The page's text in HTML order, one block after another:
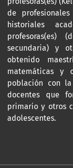
de
historiales
secundaria) y
obtenido
matemáticas y
población con
docentes que
primario y otros
adolescentes.